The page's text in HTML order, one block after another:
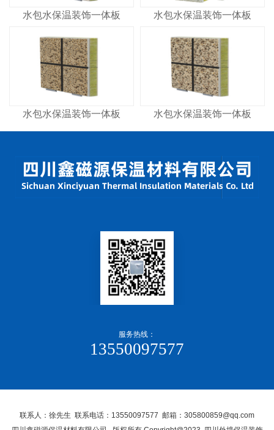
水包水保温装饰一体板 水包水保温装饰一体板
水包水保温装饰一体板 水包水保温装饰一体板
服务热线：
13550097577
联系人：徐先生 联系电话：13550097577 邮箱：305800859@qq.com